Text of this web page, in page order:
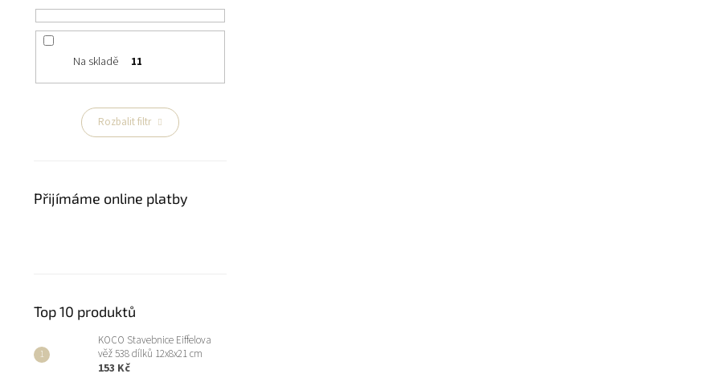
Na skladě 11
Rozbalit filtr
Přijímáme online platby
Top 10 produktů
KOCO Stavebnice Eiffelova
věž 538 dílků 12x8x21 cm
153 Kč